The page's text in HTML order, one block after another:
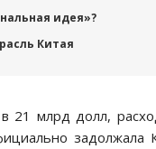
идея»?
Китая
млрд долл,
задолжала